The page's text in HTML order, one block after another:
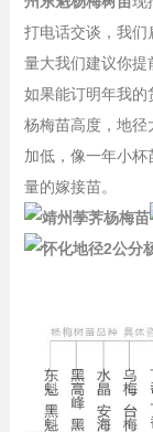
打电话交谈，我们
量大我们建议你提
如果能订明年我的
杨梅苗高度，地径
加低，像一年小
量的嫁接苗。